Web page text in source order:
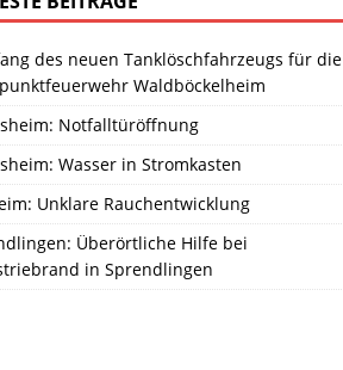
des neuen Tanklöschfahrzeugs für die
Waldböckelheim
Notfalltüröffnung
Wasser in Stromkasten
Unklare Rauchentwicklung
Überörtliche Hilfe bei
in Sprendlingen